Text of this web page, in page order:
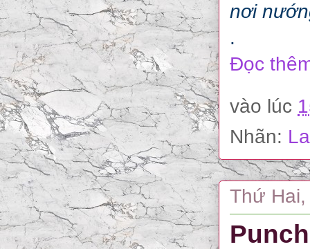
nơi
.
Đọc
vào lúc
Nhãn:
Thứ